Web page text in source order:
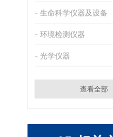
生命科学仪器及设备
环境检测仪器
光学仪器
查看全部